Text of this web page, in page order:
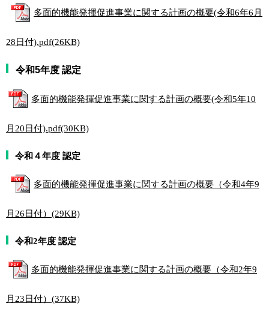
多面的機能発揮促進事業に関する計画の概要(令和6年6月
28日付).pdf(26KB)
令和5年度 認定
多面的機能発揮促進事業に関する計画の概要(令和5年10
月20日付).pdf(30KB)
令和４年度 認定
多面的機能発揮促進事業に関する計画の概要（令和4年9
月26日付）(29KB)
令和2年度 認定
多面的機能発揮促進事業に関する計画の概要（令和2年9
月23日付）(37KB)